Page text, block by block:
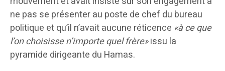
ne pas se présenter au poste de chef du bureau
politique et qu’il n’avait aucune réticence «à ce que
l’on choisisse n’importe quel frère»issu la
pyramide dirigeante du Hamas.